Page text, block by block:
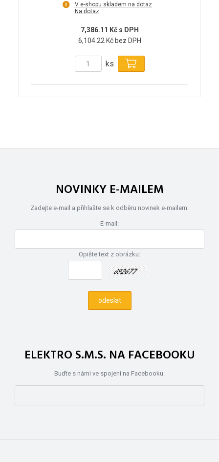
V e-shopu skladem na dotaz
Na dotaz
7,386.11 Kč s DPH
6,104.22 Kč bez DPH
ks
NOVINKY E-MAILEM
Zadejte e-mail a přihlašte se k odběru novinek e-mailem.
E-mail:
Opište text z obrázku:
ELEKTRO S.M.S. NA FACEBOOKU
Buďte s námi ve spojení na Facebooku.